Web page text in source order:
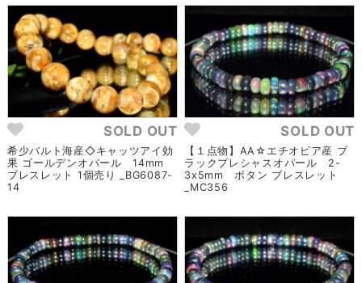
SOLD OUT
希少バルト海産◇キャッツアイ効
果 ゴールデンオパール 14mm
ブレスレット 1個売り _BG6087-
14
SOLD OUT
【１点物】AA☆エチオピア産 ブ
ラックプレシャスオパール 2-
3x5mm ボタン ブレスレット
_MC356